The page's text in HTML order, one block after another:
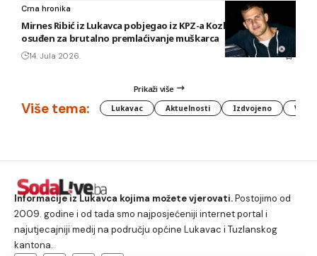
Crna hronika
Mirnes Ribić iz Lukavca pobjegao iz KPZ-a Kozlovac u Tuzli,
osuđen za brutalno premlaćivanje muškarca
14. Jula 2026.
Prikaži više
Više tema: Lukavac Aktuelnosti Izdvojeno
Informacije iz Lukavca kojima možete vjerovati.Postojimo od
2009. godine i od tada smo najposjećeniji internet portal i
najutjecajniji medij na području općine Lukavac i Tuzlanskog
kantona.